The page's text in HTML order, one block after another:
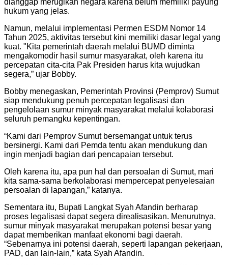
hukum yang jelas.
Namun, melalui implementasi Permen ESDM Nomor 14
Tahun 2025, aktivitas tersebut kini memiliki dasar legal yang
kuat. "Kita pemerintah daerah melalui BUMD diminta
mengakomodir hasil sumur masyarakat, oleh karena itu
percepatan cita-cita Pak Presiden harus kita wujudkan
segera,” ujar Bobby.
Bobby menegaskan, Pemerintah Provinsi (Pemprov) Sumut
siap mendukung penuh percepatan legalisasi dan
pengelolaan sumur minyak masyarakat melalui kolaborasi
seluruh pemangku kepentingan.
“Kami dari Pemprov Sumut bersemangat untuk terus
bersinergi. Kami dari Pemda tentu akan mendukung dan
ingin menjadi bagian dari pencapaian tersebut.
Oleh karena itu, apa pun hal dan persoalan di Sumut, mari
kita sama-sama berkolaborasi mempercepat penyelesaian
persoalan di lapangan,” katanya.
Sementara itu, Bupati Langkat Syah Afandin berharap
proses legalisasi dapat segera direalisasikan. Menurutnya,
sumur minyak masyarakat merupakan potensi besar yang
dapat memberikan manfaat ekonomi bagi daerah.
“Sebenarnya ini potensi daerah, seperti lapangan pekerjaan,
PAD, dan lain-lain,” kata Syah Afandin.